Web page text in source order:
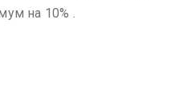
на 10% .